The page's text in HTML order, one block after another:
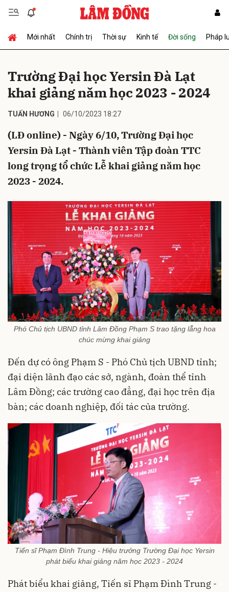
Mới nhất Chính trị Thời sự Kinh tế Đời sống Pháp
Trường Đại học Yersin Đà Lạt
khai giảng năm học 2023 - 2024
TUẤN HƯƠNG 06/10/2023 18:27
(LĐ online) - Ngày 6/10, Trường Đại học
Yersin Đà Lạt - Thành viên Tập đoàn TTC
long trọng tổ chức Lễ khai giảng năm học
2023 - 2024.
Phó Chủ tịch UBND tỉnh Lâm Đồng Phạm S trao tặng lẵng hoa
chúc mừng khai giảng
Đến dự có ông Phạm S - Phó Chủ tịch UBND tỉnh;
đại diện lãnh đạo các sở, ngành, đoàn thể tỉnh
Lâm Đồng; các trường cao đẳng, đại học trên địa
bàn; các doanh nghiệp, đối tác của trường.
Tiến sĩ Phạm Đình Trung - Hiệu trưởng Trường Đại học Yersin
phát biểu khai giảng năm học 2023 - 2024
Phát biểu khai giảng, Tiến sĩ Phạm Đình Trung -
Gửi bình luận
Hủy Gửi